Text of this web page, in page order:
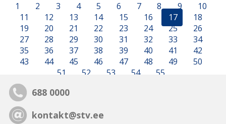
1 2 3 4 5 6 7 8 9
10
11
12 13 14 15 16 17
18
19
20 21 22 23 24 25
26
27
28 29 30 31 32 33
34
35
36 37 38 39 40 41
42
43
44 45 46 47 48 49
50
51
52 53 54 55
688 0000
kontakt@stv.ee